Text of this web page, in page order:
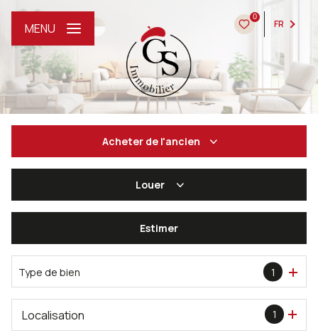
0
FR
MENU
Acheter de l'ancien
De l'immo pro
Louer
De l'immo pro
Estimer
Type de bien 1
1
Localisation